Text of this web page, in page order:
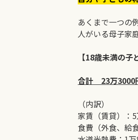
あくまで一つの
人がいる母子家
【18歳未満の
合計 23万3000
（内訳）
家賃（賃貸）：
食費（外食、給